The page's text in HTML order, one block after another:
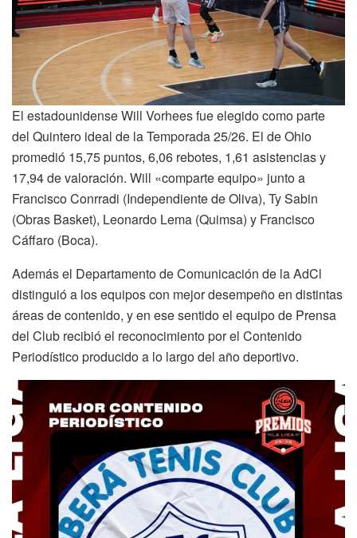
El estadounidense Will Vorhees fue elegido como parte
del Quintero ideal de la Temporada 25/26. El de Ohio
promedió 15,75 puntos, 6,06 rebotes, 1,61 asistencias y
17,94 de valoración. Will «comparte equipo» junto a
Francisco Conrradi (Independiente de Oliva), Ty Sabin
(Obras Basket), Leonardo Lema (Quimsa) y Francisco
Cáffaro (Boca).
Además el Departamento de Comunicación de la AdCl
distinguió a los equipos con mejor desempeño en distintas
áreas de contenido, y en ese sentido el equipo de Prensa
del Club recibió el reconocimiento por el Contenido
Periodístico producido a lo largo del año deportivo.